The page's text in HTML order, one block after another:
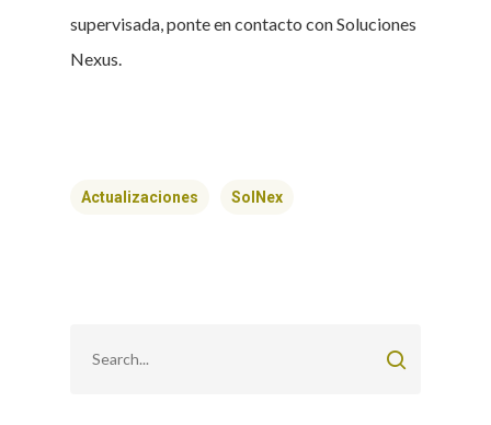
supervisada, ponte en contacto con Soluciones
Nexus.
Actualizaciones SolNex